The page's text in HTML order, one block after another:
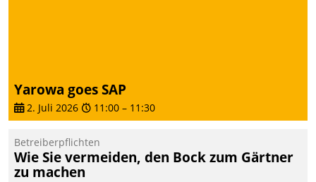
Mietenden zügiger und
effizienter zu bearbeiten.
Yarowa goes SAP
2. Juli 2026 11:00 – 11:30
Betreiberpflichten
Wie Sie vermeiden, den Bock zum Gärtner
zu machen